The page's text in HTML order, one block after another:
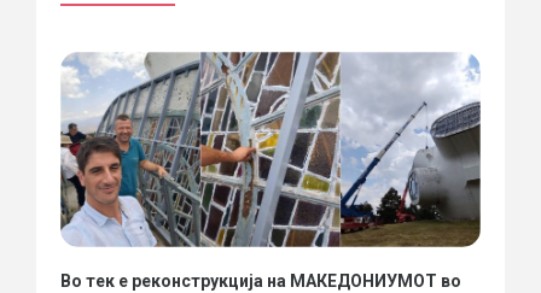
Во тек е реконструкција на МАКЕДОНИУМОТ во